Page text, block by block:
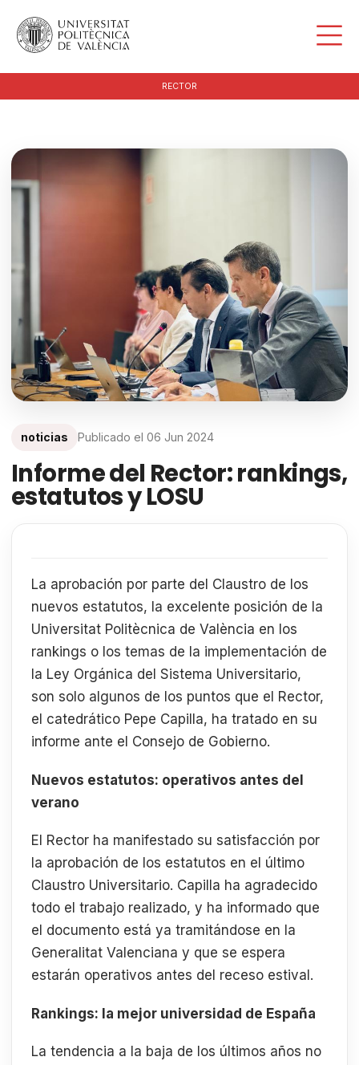
RECTOR
noticias Publicado el 06 Jun 2024
Informe del Rector: rankings,
estatutos y LOSU
La aprobación por parte del Claustro de los
nuevos estatutos, la excelente posición de la
Universitat Politècnica de València en los
rankings o los temas de la implementación de
la Ley Orgánica del Sistema Universitario,
son solo algunos de los puntos que el Rector,
el catedrático Pepe Capilla, ha tratado en su
informe ante el Consejo de Gobierno.
Nuevos estatutos: operativos antes del
verano
El Rector ha manifestado su satisfacción por
la aprobación de los estatutos en el último
Claustro Universitario. Capilla ha agradecido
todo el trabajo realizado, y ha informado que
el documento está ya tramitándose en la
Generalitat Valenciana y que se espera
estarán operativos antes del receso estival.
Rankings: la mejor universidad de España
La tendencia a la baja de los últimos años no